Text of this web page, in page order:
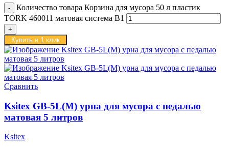
Количество товара Корзина для мусора 50 л пластик
TORK 460011 матовая система B1
Купить в 1 клик
Сравнить
Ksitex GB-5L(M) урна для мусора с педалью
матовая 5 литров
Ksitex